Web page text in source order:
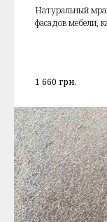
Натуральный
фасадов мебели,
1 660 грн.